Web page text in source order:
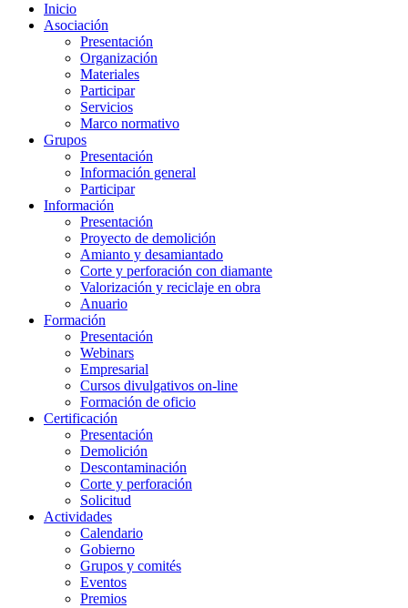
Inicio
Asociación
Presentación
Organización
Materiales
Participar
Servicios
Marco normativo
Grupos
Presentación
Información general
Participar
Información
Presentación
Proyecto de demolición
Amianto y desamiantado
Corte y perforación con diamante
Valorización y reciclaje en obra
Anuario
Formación
Presentación
Webinars
Empresarial
Cursos divulgativos on-line
Formación de oficio
Certificación
Presentación
Demolición
Descontaminación
Corte y perforación
Solicitud
Actividades
Calendario
Gobierno
Grupos y comités
Eventos
Premios